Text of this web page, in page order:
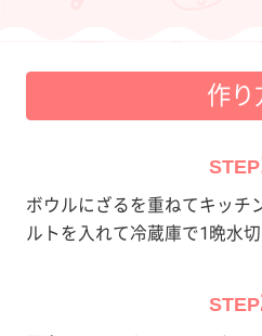
作り
STEP
ボウルにざるを重ねてキッチ
ルトを入れて冷蔵庫で1晩水切
STEP